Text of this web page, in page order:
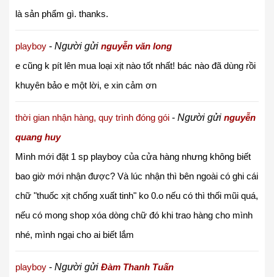
là sản phẩm gì. thanks.
playboy - Người gửi nguyễn văn long
e cũng k pít lên mua loại xịt nào tốt nhất! bác nào đã dùng rồi
khuyên bảo e một lời, e xin cảm ơn
thời gian nhận hàng, quy trình đóng gói - Người gửi nguyễn
quang huy
Mình mới đặt 1 sp playboy của cửa hàng nhưng không biết
bao giờ mới nhận được? Và lúc nhận thì bên ngoài có ghi cái
chữ "thuốc xịt chống xuất tinh" ko 0.o nếu có thì thối mũi quá,
nếu có mong shop xóa dòng chữ đó khi trao hàng cho mình
nhé, mình ngại cho ai biết lắm
playboy - Người gửi Đàm Thanh Tuấn